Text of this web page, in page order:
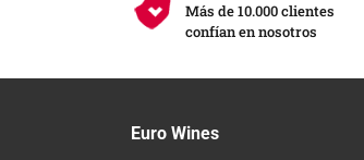
Más de 10.000 clientes
confían en nosotros
Euro Wines